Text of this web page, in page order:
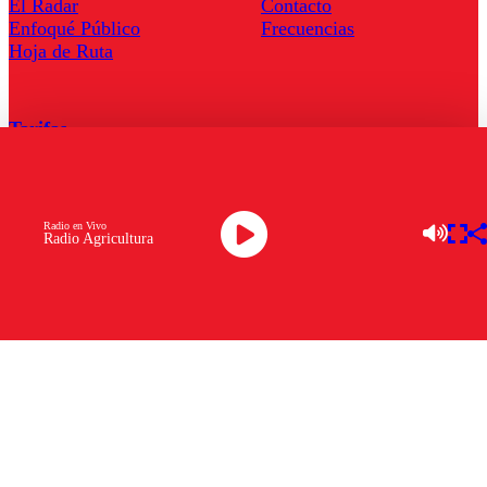
Radio Agricultura
Radio en Vivo
El Radar
Enfoqué Público
Hoja de Ruta
Contacto
Frecuencias
Tarifas
Descarga la APP